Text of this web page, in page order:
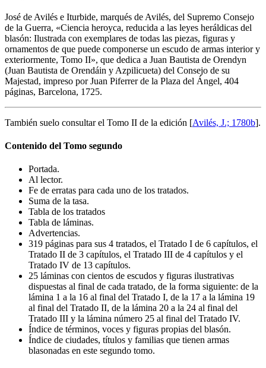
José de Avilés e Iturbide, marqués de Avilés, del Supremo Consejo
de la Guerra, «Ciencia heroyca, reducida a las leyes heráldicas del
blasón: Ilustrada con exemplares de todas las piezas, figuras y
ornamentos de que puede componerse un escudo de armas interior y
exteriormente, Tomo II», que dedica a Juan Bautista de Orendyn
(Juan Bautista de Orendáin y Azpilicueta) del Consejo de su
Majestad, impreso por Juan Piferrer de la Plaza del Ángel, 404
páginas, Barcelona, 1725.
También suelo consultar el Tomo II de la edición [Avilés, J.; 1780b].
Contenido del Tomo segundo
Portada.
Al lector.
Fe de erratas para cada uno de los tratados.
Suma de la tasa.
Tabla de los tratados
Tabla de láminas.
Advertencias.
319 páginas para sus 4 tratados, el Tratado I de 6 capítulos, el
Tratado II de 3 capítulos, el Tratado III de 4 capítulos y el
Tratado IV de 13 capítulos.
25 láminas con cientos de escudos y figuras ilustrativas
dispuestas al final de cada tratado, de la forma siguiente: de la
lámina 1 a la 16 al final del Tratado I, de la 17 a la lámina 19
al final del Tratado II, de la lámina 20 a la 24 al final del
Tratado III y la lámina número 25 al final del Tratado IV.
Índice de términos, voces y figuras propias del blasón.
Índice de ciudades, títulos y familias que tienen armas
blasonadas en este segundo tomo.